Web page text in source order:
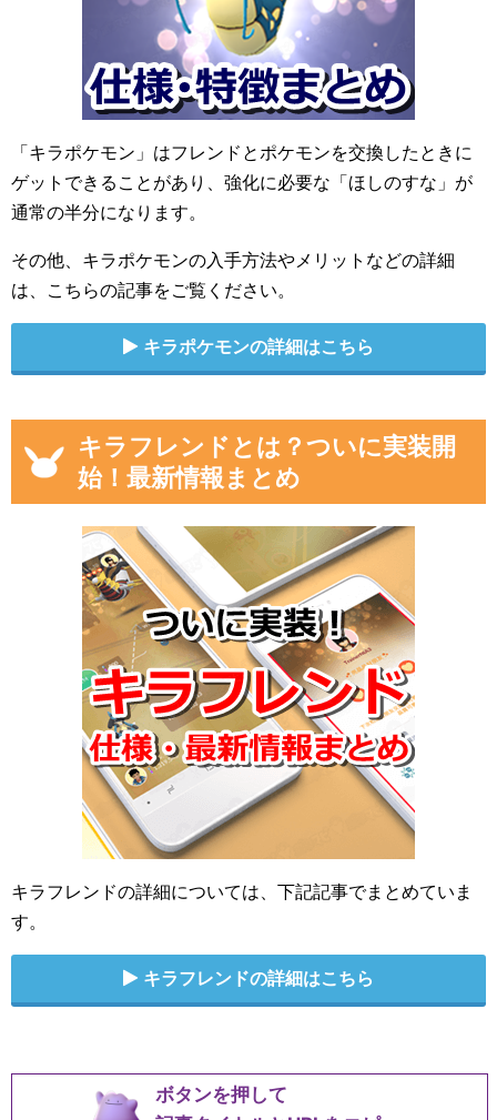
「キラポケモン」はフレンドとポケモンを交換したときに
ゲットできることがあり、強化に必要な「ほしのすな」が
通常の半分になります。
その他、キラポケモンの入手方法やメリットなどの詳細
は、こちらの記事をご覧ください。
キラポケモンの詳細はこちら
キラフレンドとは？ついに実装開
始！最新情報まとめ
キラフレンドの詳細については、下記記事でまとめていま
す。
キラフレンドの詳細はこちら
ボタンを押して